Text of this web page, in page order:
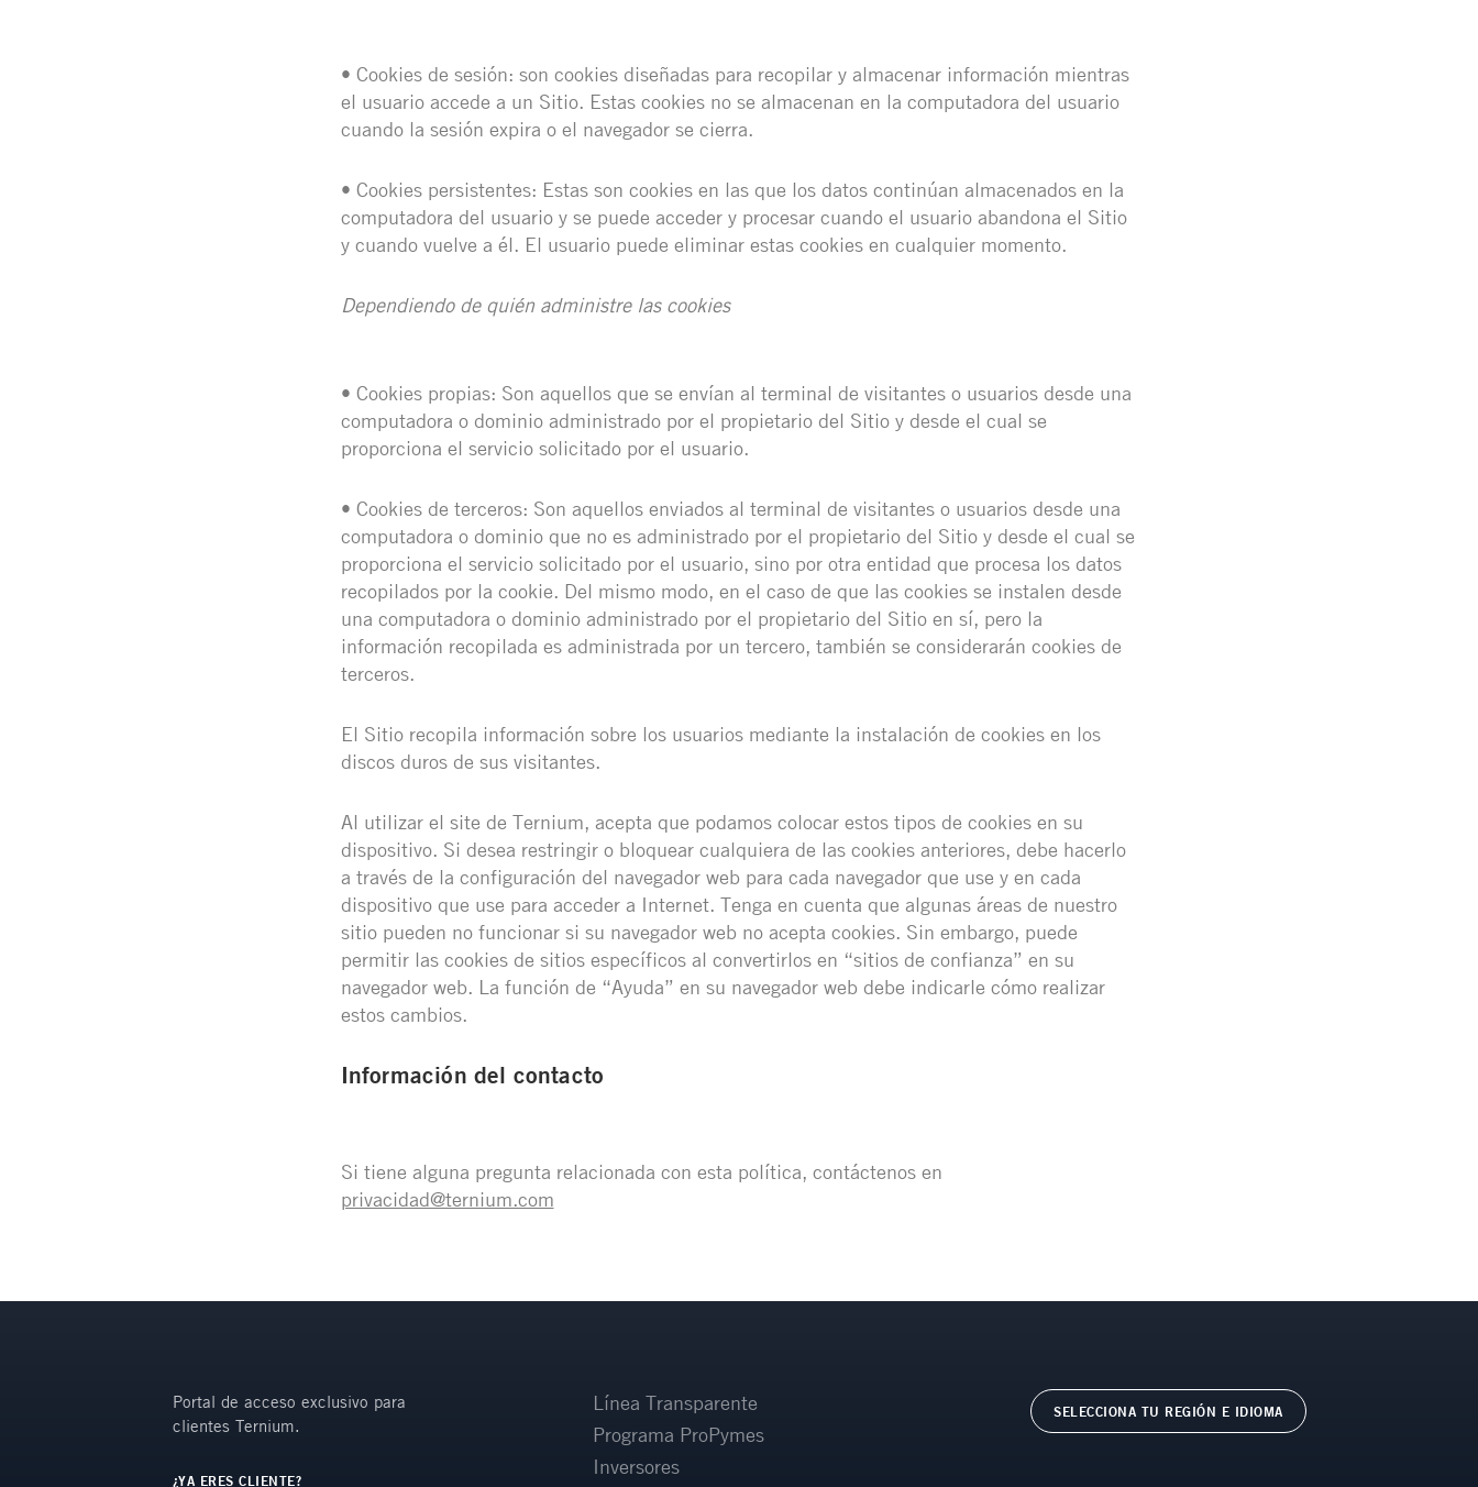
• Cookies de sesión: son cookies diseñadas para recopilar y almacenar información mientras
el usuario accede a un Sitio. Estas cookies no se almacenan en la computadora del usuario
cuando la sesión expira o el navegador se cierra.
• Cookies persistentes: Estas son cookies en las que los datos continúan almacenados en la
computadora del usuario y se puede acceder y procesar cuando el usuario abandona el Sitio
y cuando vuelve a él. El usuario puede eliminar estas cookies en cualquier momento.
Dependiendo de quién administre las cookies
• Cookies propias: Son aquellos que se envían al terminal de visitantes o usuarios desde una
computadora o dominio administrado por el propietario del Sitio y desde el cual se
proporciona el servicio solicitado por el usuario.
• Cookies de terceros: Son aquellos enviados al terminal de visitantes o usuarios desde una
computadora o dominio que no es administrado por el propietario del Sitio y desde el cual se
proporciona el servicio solicitado por el usuario, sino por otra entidad que procesa los datos
recopilados por la cookie. Del mismo modo, en el caso de que las cookies se instalen desde
una computadora o dominio administrado por el propietario del Sitio en sí, pero la
información recopilada es administrada por un tercero, también se considerarán cookies de
terceros.
El Sitio recopila información sobre los usuarios mediante la instalación de cookies en los
discos duros de sus visitantes.
Al utilizar el site de Ternium, acepta que podamos colocar estos tipos de cookies en su
dispositivo. Si desea restringir o bloquear cualquiera de las cookies anteriores, debe hacerlo
a través de la configuración del navegador web para cada navegador que use y en cada
dispositivo que use para acceder a Internet. Tenga en cuenta que algunas áreas de nuestro
sitio pueden no funcionar si su navegador web no acepta cookies. Sin embargo, puede
permitir las cookies de sitios específicos al convertirlos en “sitios de confianza” en su
navegador web. La función de “Ayuda” en su navegador web debe indicarle cómo realizar
estos cambios.
Información del contacto
Si tiene alguna pregunta relacionada con esta política, contáctenos en
privacidad@ternium.com
Portal de acceso exclusivo para
clientes Ternium.
¿YA ERES CLIENTE?
Línea Transparente
Programa ProPymes
Inversores
SELECCIONA TU REGIÓN E IDIOMA